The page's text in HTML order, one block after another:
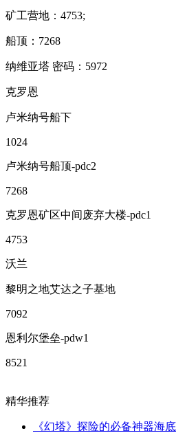
矿工营地：4753;
船顶：7268
纳维亚塔 密码：5972
克罗恩
卢米纳号船下
1024
卢米纳号船顶-pdc2
7268
克罗恩矿区中间废弃大楼-pdc1
4753
沃兰
黎明之地艾达之子基地
7092
恩利尔堡垒-pdw1
8521
精华推荐
《幻塔》探险的必备神器海